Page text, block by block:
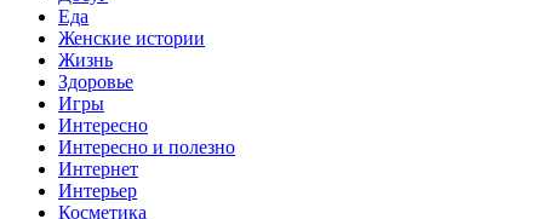
Еда
Женские истории
Жизнь
Здоровье
Игры
Интересно
Интересно и полезно
Интернет
Интерьер
Косметика